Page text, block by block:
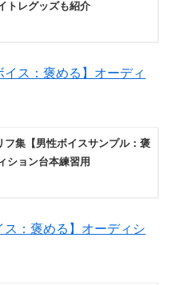
トレグッズも紹介
ス：褒める】オーディ
フ集【男性ボイスサンプル：褒
ション台本練習用
：褒める】オーディシ